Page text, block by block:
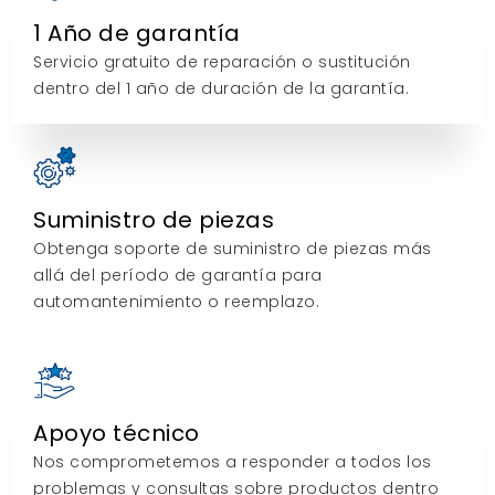
1 Año de garantía
Servicio gratuito de reparación o sustitución
dentro del 1 año de duración de la garantía.
Suministro de piezas
Obtenga soporte de suministro de piezas más
allá del período de garantía para
automantenimiento o reemplazo.
Apoyo técnico
Nos comprometemos a responder a todos los
problemas y consultas sobre productos dentro